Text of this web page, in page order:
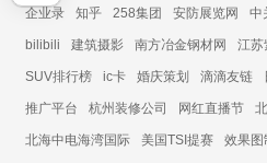
企业录 知乎 258集团 安防展览网 中
bilibili 建筑摄影 南方冶金钢材网 江苏
SUV排行榜 ic卡 婚庆策划 滴滴友链
推广平台 杭州装修公司 网红直播节
北海中电海湾国际 美国TSI提赛 效果图